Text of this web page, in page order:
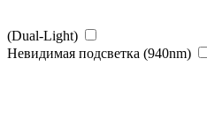
(Dual-Light)
Невидимая подсветка (940nm)